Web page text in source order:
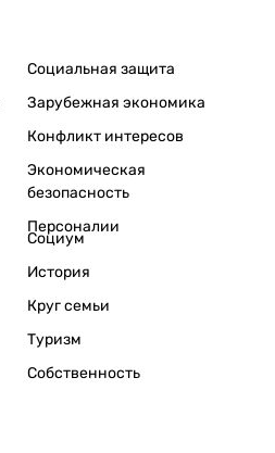
Социальная защита
Зарубежная экономика
Конфликт интересов
Экономическая
безопасность
Персоналии
Социум
История
Круг семьи
Туризм
Собственность